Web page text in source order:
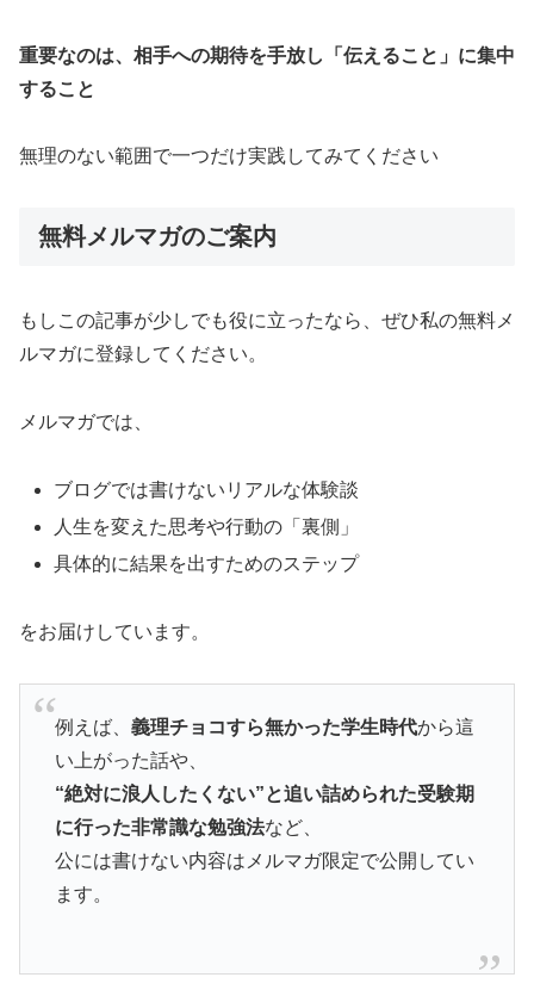
重要なのは、相手への期待を手放し「伝えること」に集中
すること
無理のない範囲で一つだけ実践してみてください
無料メルマガのご案内
もしこの記事が少しでも役に立ったなら、ぜひ私の無料メ
ルマガに登録してください。
メルマガでは、
ブログでは書けないリアルな体験談
人生を変えた思考や行動の「裏側」
具体的に結果を出すためのステップ
をお届けしています。
例えば、 義理チョコすら無かった学生時代から這
い上がった話や、
“絶対に浪人したくない”と追い詰められた受験期
に行った非常識な勉強法など、
公には書けない内容はメルマガ限定で公開してい
ます。